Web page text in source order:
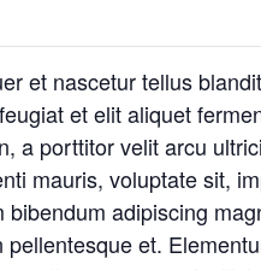
et nascetur tellus
et elit aliquet
a porttitor velit arcu
mauris, voluptate sit,
adipiscing
et.